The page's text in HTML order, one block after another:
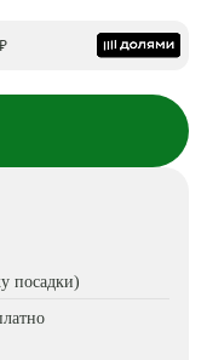
посадки)